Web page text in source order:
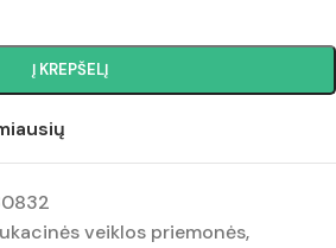
Į KREPŠELĮ
veiklos priemonės,